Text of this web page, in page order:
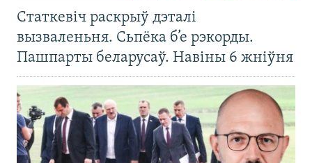
Статкевіч раскрыў дэталі
вызваленьня. Сьпёка б’е рэкорды.
Пашпарты беларусаў. Навіны 6 жніўня